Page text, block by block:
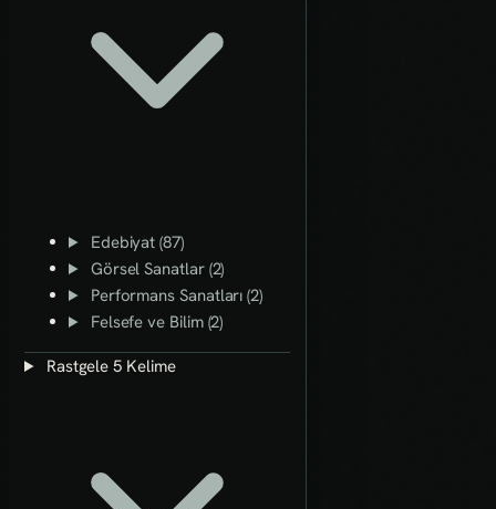
Edebiyat (87)
Görsel Sanatlar (2)
Performans Sanatları (2)
Felsefe ve Bilim (2)
Rastgele 5 Kelime